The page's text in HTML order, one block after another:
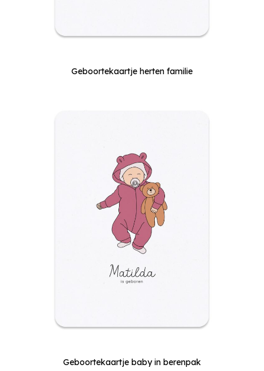
Geboortekaartje herten familie
Geboortekaartje baby in berenpak